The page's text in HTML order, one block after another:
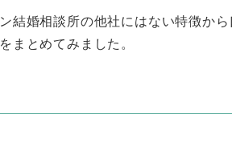
結婚相談所の他社にはない特徴か
まとめてみました。